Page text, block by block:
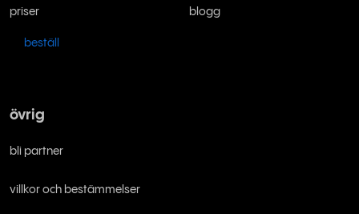
priser
beställ
blogg
övrig
bli partner
villkor och bestämmelser